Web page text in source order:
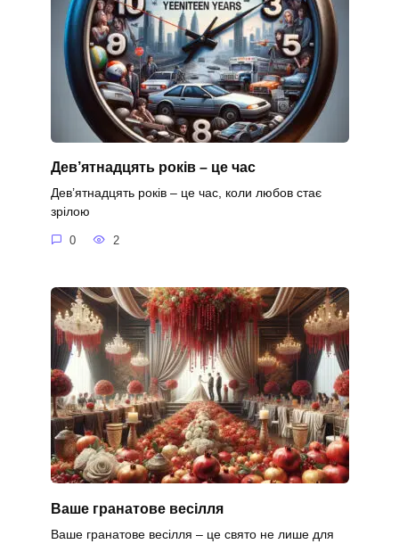
Дев’ятнадцять років – це час
Дев’ятнадцять років – це час, коли любов стає
зрілою
0 2
Ваше гранатове весілля
Ваше гранатове весілля – це свято не лише для